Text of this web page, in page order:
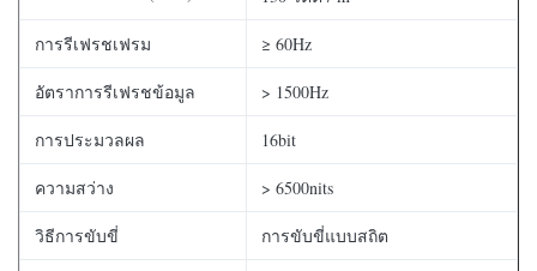
การรีเฟรชเฟรม ≥ 60Hz
อัตราการรีเฟรชข้อมูล > 1500Hz
การประมวลผล 16bit
ความสว่าง > 6500nits
วิธีการขับขี่ การขับขี่แบบสถิต